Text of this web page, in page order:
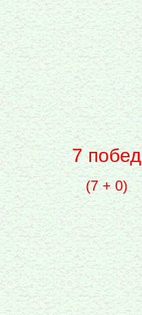
7 побед
(7 + 0)